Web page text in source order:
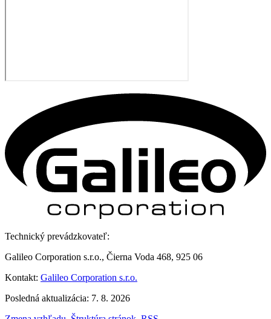
Technický prevádzkovateľ:
Galileo Corporation s.r.o., Čierna Voda 468, 925 06
Kontakt: Galileo Corporation s.r.o.
Posledná aktualizácia: 7. 8. 2026